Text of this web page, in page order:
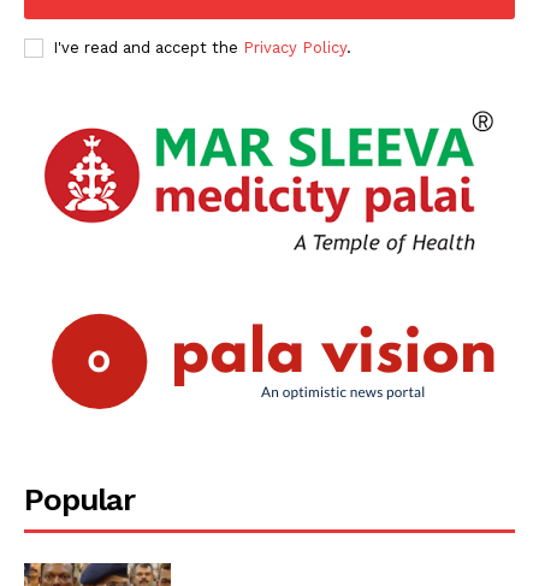
I've read and accept the Privacy Policy.
Popular